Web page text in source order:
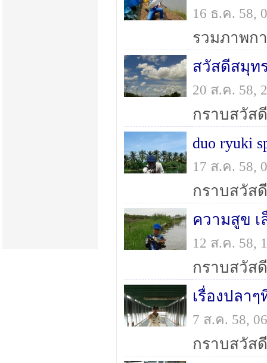
16 ธ.ค. 58,
20 ส.ค. 58,
17 ส.ค. 58,
ความสูข
12 ส.ค. 58,
เรื่องปลา
7 ส.ค. 58,